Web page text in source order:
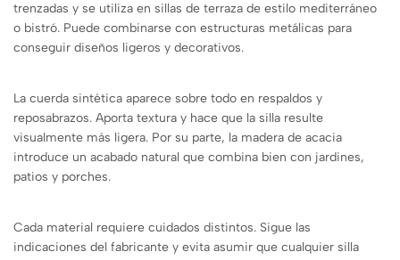
trenzadas y se utiliza en sillas de terraza de estilo mediterráneo
o bistró. Puede combinarse con estructuras metálicas para
conseguir diseños ligeros y decorativos.
La cuerda sintética aparece sobre todo en respaldos y
reposabrazos. Aporta textura y hace que la silla resulte
visualmente más ligera. Por su parte, la madera de acacia
introduce un acabado natural que combina bien con jardines,
patios y porches.
Cada material requiere cuidados distintos. Sigue las
indicaciones del fabricante y evita asumir que cualquier silla